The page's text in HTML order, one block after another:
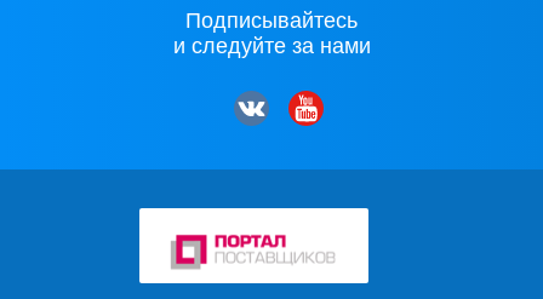
Подписывайтесь
и следуйте за нами